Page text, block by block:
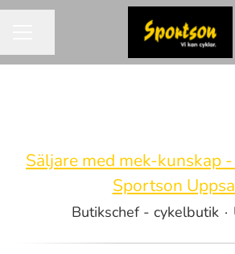
Säljare med mek-kunskap
Sportson
Butikschef - cykelbutik ·